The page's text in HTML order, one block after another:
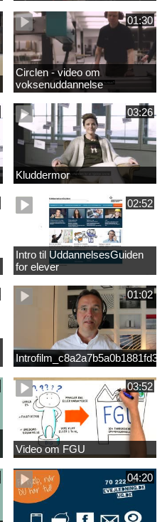
01:30
Circlen - video om
voksenuddannelse
03:26
Kluddermor
02:52
Intro til UddannelsesGuiden
for elever
01:02
03:52
Video om FGU
04:20